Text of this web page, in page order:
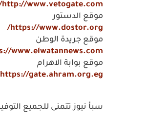
http://www.vetogate.com/
موقع الدستور
https://www.dostor.org/
موقع جريدة الوطن
www.elwatannews.com/
موقع بوابة الاهرام
https://gate.ahram.org.eg/
سبأ نيوز تتمنى للجميع